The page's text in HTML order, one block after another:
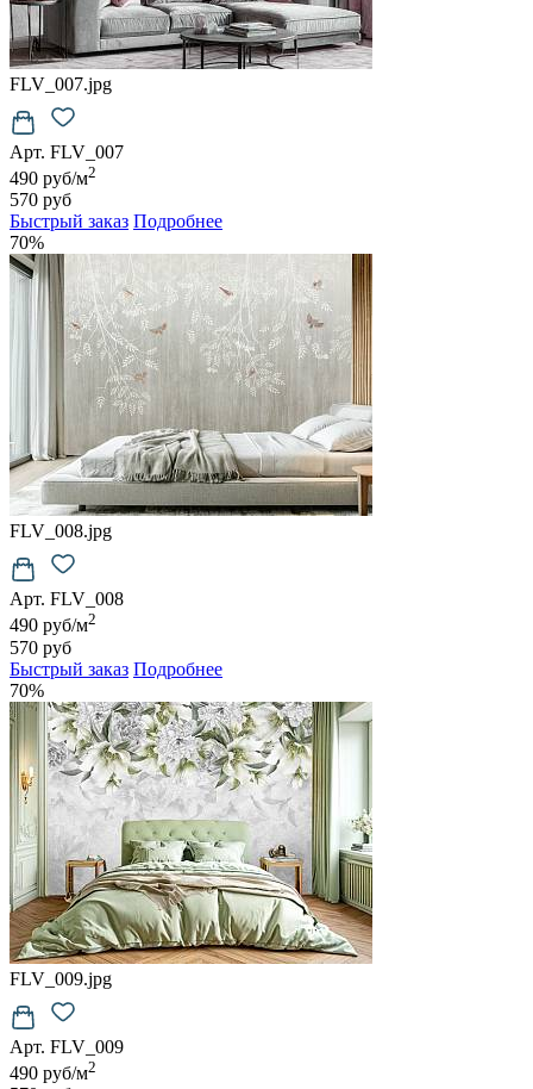
FLV_007.jpg
Арт. FLV_007
490 руб/м2
570 руб
Быстрый заказ Подробнее
70%
FLV_008.jpg
Арт. FLV_008
490 руб/м2
570 руб
Быстрый заказ Подробнее
70%
FLV_009.jpg
Арт. FLV_009
490 руб/м2